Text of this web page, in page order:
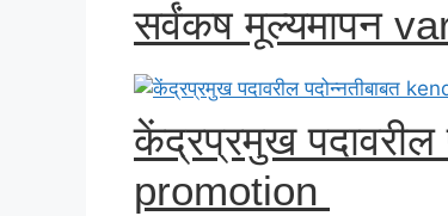
सर्वंकष मूल्यमापन
केंद्रप्रमुख
promotion